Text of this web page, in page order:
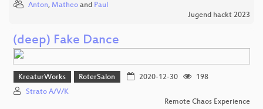
Anton, Matheo and Paul
Jugend hackt 2023
(deep) Fake Dance
KreaturWorks RoterSalon 2020-12-30
198
Strato A/V/K
Remote Chaos Experience